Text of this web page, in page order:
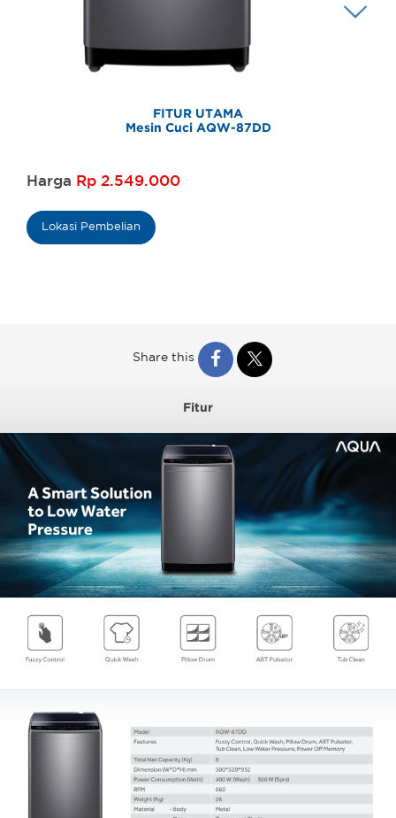
FITUR UTAMA
Mesin Cuci AQW-87DD
Harga Rp 2.549.000
Lokasi Pembelian
Fitur
Share this